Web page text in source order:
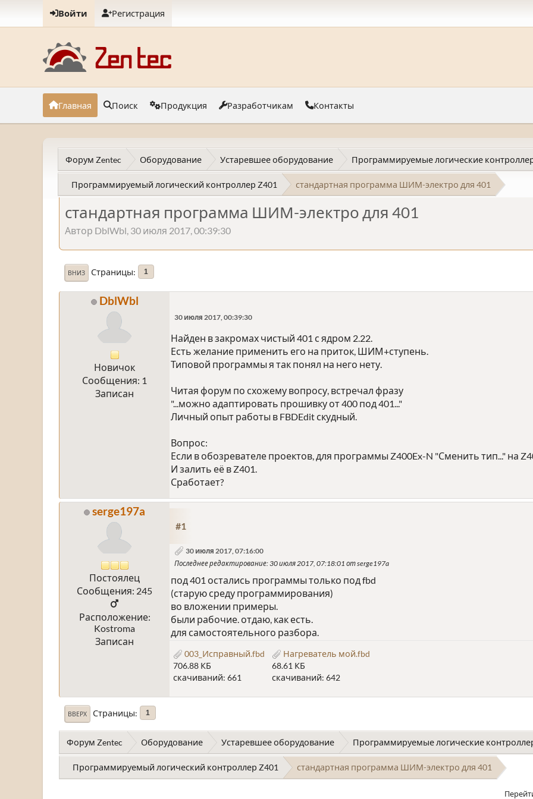
Войти Регистрация
Главная Поиск Продукция Разработчикам Контакты
Форум Zentec Оборудование Устаревшее оборудование Программируемые логические
Программируемый логический контроллер Z401 стандартная программа ШИМ-электро для 401
стандартная программа ШИМ-электро для 401
Автор DblWbl, 30 июля 2017, 00:39:30
ВНИЗ Страницы 1
DblWbl
Новичок
Сообщения: 1
Записан
30 июля 2017, 00:39:30
Найден в закромах чистый 401 с ядром 2.22.
Есть желание применить его на приток, ШИМ+ступень.
Типовой программы я так понял на него нету.
Читая форум по схожему вопросу, встречал фразу
"...можно адаптировать прошивку от 400 под 401..."
Личный опыт работы в FBDEdit скудный.
Вопрос:
Если в обозревателе проектов, для программы Z400Ex-N "Сменить тип..." на
И залить её в Z401.
Сработает?
serge197a
Постоялец
Сообщения: 245
Расположение:
Kostroma
Записан
#1
30 июля 2017, 07:16:00
Последнее редактирование: 30 июля 2017, 07:18:01 от serge197a
под 401 остались программы только под fbd
(старую среду программирования)
во вложении примеры.
были рабочие. отдаю, как есть.
для самостоятельного разбора.
003_Исправный.fbd
706.88 КБ
скачиваний: 661
Нагреватель мой.fbd
68.61 КБ
скачиваний: 642
ВВЕРХ Страницы 1
Форум Zentec Оборудование Устаревшее оборудование Программируемые логические
Программируемый логический контроллер Z401 стандартная программа ШИМ-электро для 401